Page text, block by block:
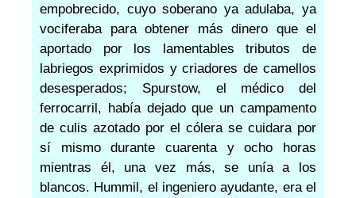
empobrecido, cuyo soberano ya adulaba, ya
vociferaba para obtener más dinero que el
aportado por los lamentables tributos de
labriegos exprimidos y criadores de camellos
desesperados; Spurstow, el médico del
ferrocarril, había dejado que un campamento
de culis azotado por el cólera se cuidara por
sí mismo durante cuarenta y ocho horas
mientras él, una vez más, se unía a los
blancos. Hummil, el ingeniero ayudante, era el